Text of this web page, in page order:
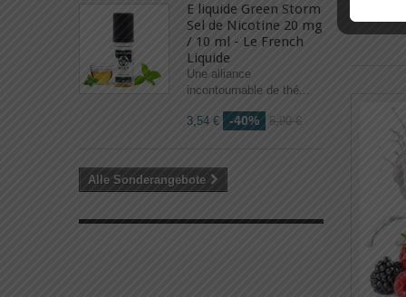
E liquide Green Storm
Sel de Nicotine 20 mg
/ 10 ml - Le French
Liquide
Une alliance
incontournable de thé...
3,54 € -40% 5,90 €
Alle Sonderangebote